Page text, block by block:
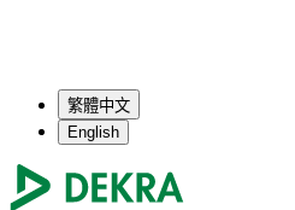
繁體中文
English